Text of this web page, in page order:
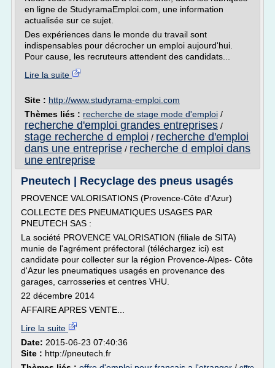
en ligne de StudyramaEmploi.com, une information
actualisée sur ce sujet.
Des expériences dans le monde du travail sont
indispensables pour décrocher un emploi aujourd'hui.
Pour cause, les recruteurs attendent des candidats...
Lire la suite
Site : http://www.studyrama-emploi.com
Thèmes liés : recherche de stage mode d'emploi /
recherche d'emploi grandes entreprises /
stage recherche d emploi / recherche d'emploi
dans une entreprise / recherche d emploi dans
une entreprise
Pneutech | Recyclage des pneus usagés
PROVENCE VALORISATIONS (Provence-Côte d'Azur)
COLLECTE DES PNEUMATIQUES USAGES PAR
PNEUTECH SAS :
La société PROVENCE VALORISATION (filiale de SITA)
munie de l'agrément préfectoral (téléchargez ici) est
candidate pour collecter sur la région Provence-Alpes- Côte
d'Azur les pneumatiques usagés en provenance des
garages, carrosseries et centres VHU.
22 décembre 2014
AFFAIRE APRES VENTE...
Lire la suite
Date: 2015-06-23 07:40:36
Site : http://pneutech.fr